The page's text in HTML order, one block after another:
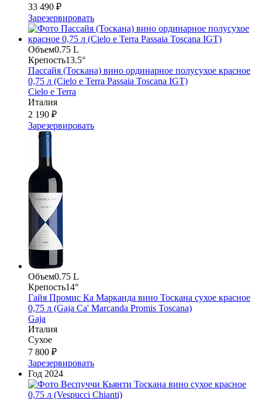
33 490 ₽
Зарезервировать
Объем0.75 L
Крепость13.5°
Пассайя (Тоскана) вино ординарное полусухое красное
0,75 л (Cielo e Terra Passaia Toscana IGT)
Cielo e Terra
Италия
2 190 ₽
Зарезервировать
Объем0.75 L
Крепость14°
Гайя Промис Ка Марканда вино Тоскана сухое красное
0,75 л (Gaja Ca' Marcanda Promis Toscana)
Gaja
Италия
Сухое
7 800 ₽
Зарезервировать
Год 2024